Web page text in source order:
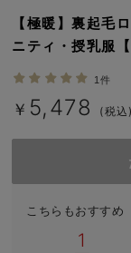
親子コーデ｜ママと
Gift Selection 出産祝
ファルスカ
【極暖】裏起毛
ニティ・授乳服
1件
￥ 5,478 (税込)
こちらもおすすめ
1